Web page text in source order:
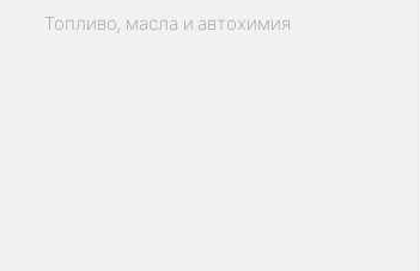
Топливо, масла и автохимия